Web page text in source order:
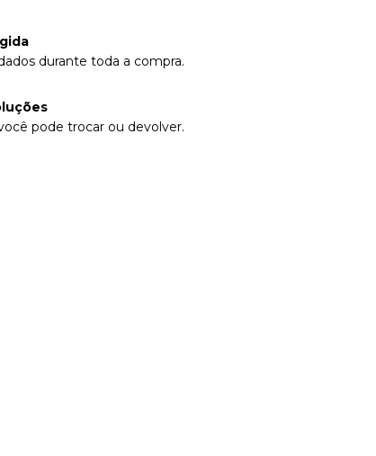
durante toda a compra.
pode trocar ou devolver.